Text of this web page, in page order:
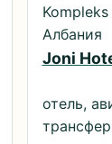
Албания
Joni
отель,